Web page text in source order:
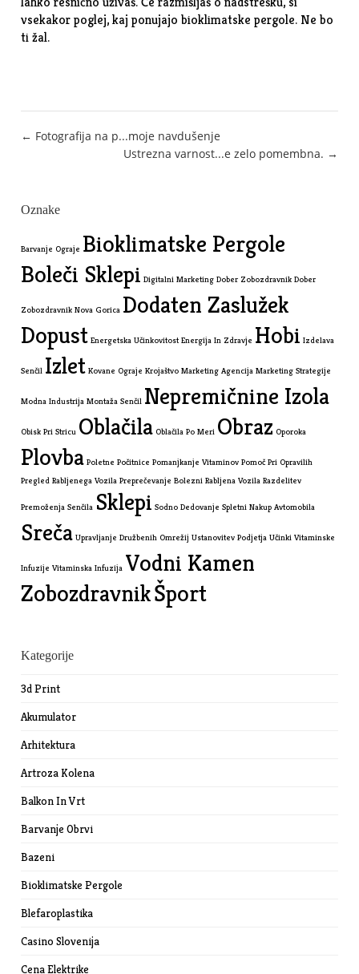
vsekakor poglej, kaj ponujajo bioklimatske pergole. Ne bo
ti žal.
Post
← Fotografija na p...moje navdušenje
Ustrezna varnost...e zelo pomembna. →
Oznake
Barvanje Ograje Bioklimatske Pergole
Boleči Sklepi Digitalni Marketing Dober Zobozdravnik Dober
Zobozdravnik Nova Gorica Dodaten Zaslužek
Dopust Energetska Učinkovitost Energija In Zdravje Hobi Izdelava
Senčil Izlet Kovane Ograje Krojaštvo Marketing Agencija Marketing Strategije
Modna Industrija Montaža Senčil Nepremičnine Izola
Obisk Pri Stricu Oblačila Oblačila Po Meri Obraz Oporoka
Plovba Poletne Počitnice Pomanjkanje Vitaminov Pomoč Pri Opravilih
Pregled Rabljenega Vozila Preprečevanje Bolezni Rabljena Vozila Razdelitev
Premoženja Senčila Sklepi Sodno Dedovanje Spletni Nakup Avtomobila
Sreča Upravljanje Družbenih Omrežij Ustanovitev Podjetja Učinki Vitaminske
Infuzije Vitaminska Infuzija Vodni Kamen
ZobozdravnikŠport
Kategorije
3d Print
Akumulator
Arhitektura
Artroza Kolena
Balkon In Vrt
Barvanje Obrvi
Bazeni
Bioklimatske Pergole
Blefaroplastika
Casino Slovenija
Cena Elektrike